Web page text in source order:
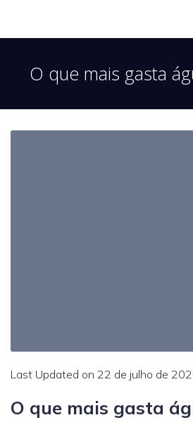
O que mais gasta
Last Updated on 22 de julho de
O que mais gasta